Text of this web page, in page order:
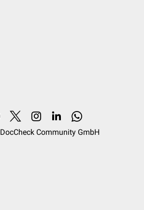
DocCheck Community GmbH